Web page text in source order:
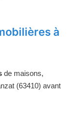
à
de maisons,
(63410) avant